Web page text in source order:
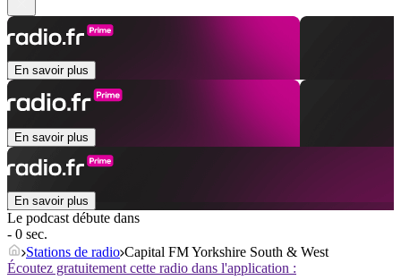
En savoir plus
En savoir plus
En savoir plus
Le podcast débute dans
- 0 sec.
Stations de radio Capital FM Yorkshire South & West
Écoutez gratuitement cette radio dans l'application :